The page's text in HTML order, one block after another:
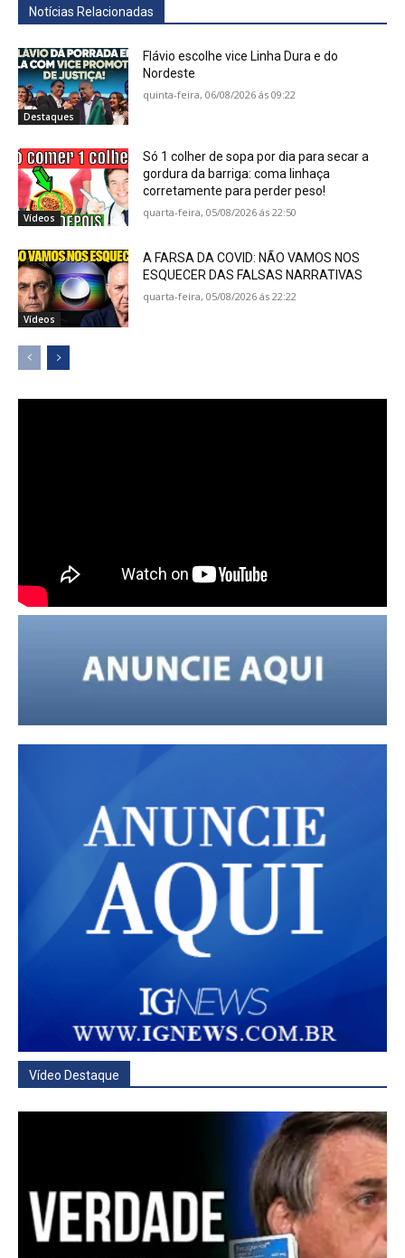
Notícias Relacionadas
Destaques
Flávio escolhe vice Linha Dura e do
Nordeste
quinta-feira, 06/08/2026 ás 09:22
Vídeos
Só 1 colher de sopa por dia para secar a
gordura da barriga: coma linhaça
corretamente para perder peso!
quarta-feira, 05/08/2026 ás 22:50
Vídeos
A FARSA DA COVID: NÃO VAMOS NOS
ESQUECER DAS FALSAS NARRATIVAS
quarta-feira, 05/08/2026 ás 22:22
Vídeo Destaque